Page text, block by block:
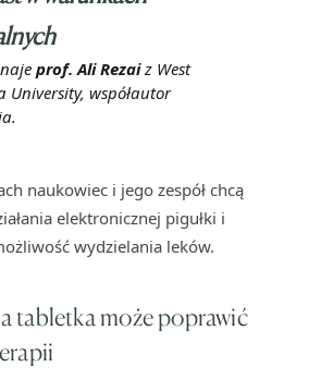
prof. Ali Rezaiz West
University, współautor
naukowiec i jego zespół chcą
elektronicznej pigułki i
wydzielania leków.
tabletka może poprawić